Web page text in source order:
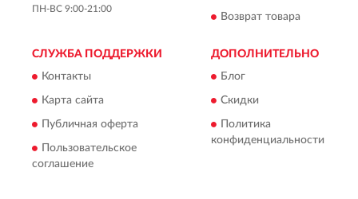
ПН-ВС 9:00-21:00
Возврат товара
СЛУЖБА ПОДДЕРЖКИ
Контакты
Карта сайта
Публичная оферта
Пользовательское
соглашение
ДОПОЛНИТЕЛЬНО
Блог
Скидки
Политика
конфиденциальности